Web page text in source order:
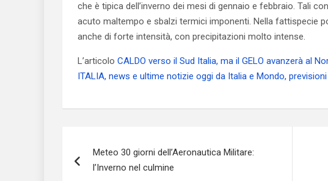
che è tipica dell’inverno dei mesi di gennaio e febbraio. Tali
acuto maltempo e sbalzi termici imponenti. Nella fattispecie
anche di forte intensità, con precipitazioni molto intense.
L’articolo CALDO verso il Sud Italia, ma il GELO avanzerà al
ITALIA, news e ultime notizie oggi da Italia e Mondo,
articoli
Meteo 30 giorni dell’Aeronautica Militare:
l’Inverno nel culmine